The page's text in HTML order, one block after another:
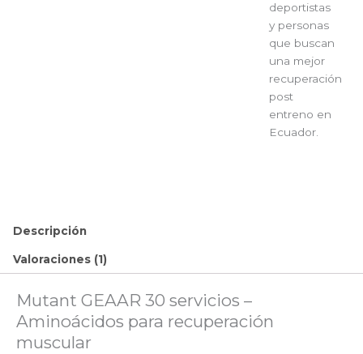
deportistas
y personas
que buscan
una mejor
recuperación
post
entreno en
Ecuador.
Descripción
Valoraciones (1)
Mutant GEAAR 30 servicios –
Aminoácidos para recuperación
muscular